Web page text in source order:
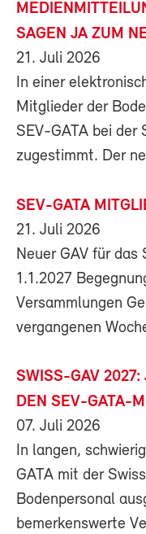
SAGEN JA ZUM
21. Juli 2026
In einer
Mitglieder der
SEV-GATA bei der
zugestimmt. Der
SEV-GATA
21. Juli 2026
Neuer GAV für
1.1.2027
Versammlungen
vergangenen
SWISS-GAV 2027:
DEN SEV-GATA-
07. Juli 2026
In langen,
GATA mit der
Bodenpersonal
bemerkenswerte